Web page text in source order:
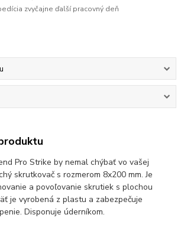
zvyčajne ďalší pracovný deň
Pro Strike by nemal chýbať vo vašej
skrutkovač s rozmerom 8x200 mm. Je
a povoľovanie skrutiek s plochou
je vyrobená z plastu a zabezpečuje
Disponuje úderníkom.